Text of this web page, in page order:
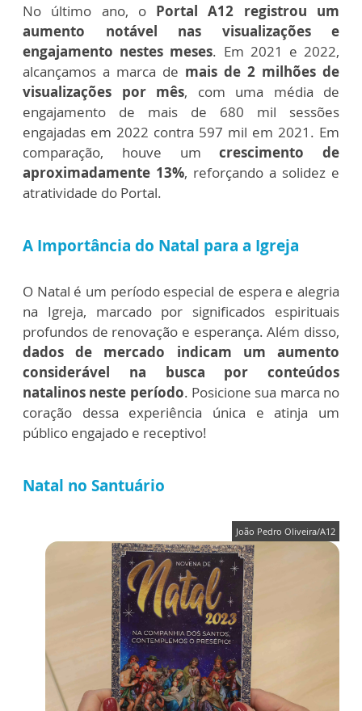
No último ano, oPortal A12 registrou um
aumento notável nas visualizações e
engajamento nestes meses. Em 2021 e 2022,
alcançamos a marca de mais de 2 milhões de
visualizações por mês, com uma média de
engajamento de mais de 680 mil sessões
engajadas em 2022 contra 597 mil em 2021. Em
comparação, houve um crescimento de
aproximadamente 13%, reforçando a solidez e
atratividade do Portal.
A Importância do Natal para a Igreja
O Natal é um período especial de espera e alegria
na Igreja, marcado por significados espirituais
profundos de renovação e esperança. Além disso,
dados de mercado indicam um aumento
considerável na busca por conteúdos
natalinos neste período. Posicione sua marca no
coração dessa experiência única e atinja um
público engajado e receptivo!
Natal no Santuário
João Pedro Oliveira/A12